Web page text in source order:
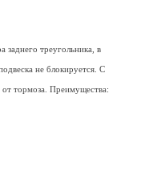
заднего треугольника, в
не блокируется. С
от тормоза. Преимущества: